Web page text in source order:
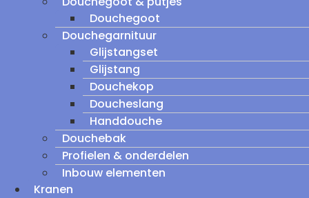
Douchegoot
Douchegarnituur
Glijstangset
Glijstang
Douchekop
Doucheslang
Handdouche
Douchebak
Profielen & onderdelen
Inbouw elementen
Kranen